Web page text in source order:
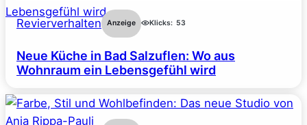
Revierverhalten Anzeige Klicks: 53
Neue Küche in Bad Salzuflen: Wo aus
Wohnraum ein Lebensgefühl wird